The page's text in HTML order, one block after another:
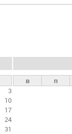
3
10
17
24
31
в п